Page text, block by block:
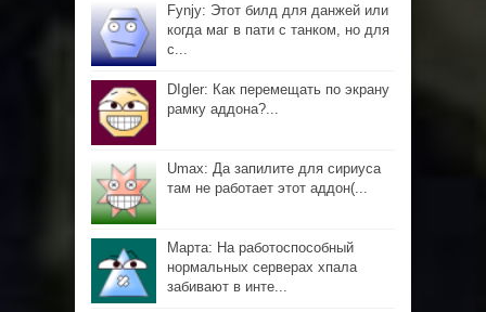
Fynjy: Этот билд для данжей или
когда маг в пати с танком, но для
с...
DIgler: Как перемещать по экрану
рамку аддона?...
Umax: Да запилите для сириуса
там не работает этот аддон(...
Марта: На работоспособный
нормальных серверах хпала
забивают в инте...